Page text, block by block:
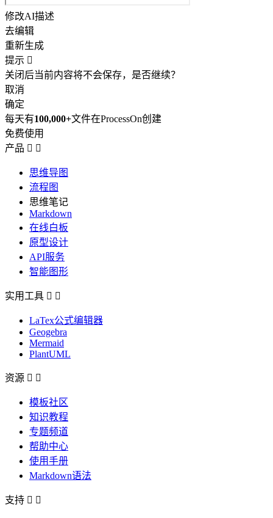
修改AI描述
去编辑
重新生成
提示 
关闭后当前内容将不会保存，是否继续？
取消
确定
每天有100,000+文件在ProcessOn创建
免费使用
产品  
思维导图
流程图
思维笔记
Markdown
在线白板
原型设计
API服务
智能图形
实用工具  
LaTex公式编辑器
Geogebra
Mermaid
PlantUML
资源  
模板社区
知识教程
专题频道
帮助中心
使用手册
Markdown语法
支持  